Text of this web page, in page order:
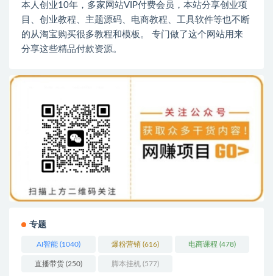
本人创业10年，多家网站VIP付费会员，本站分享创业项
目、创业教程、主题源码、电商教程、工具软件等也不断
的从淘宝购买很多教程和模板。 专门做了这个网站用来
分享这些精品付款资源。
专题
AI智能 (1040) 爆粉营销 (616) 电商课程 (478)
直播带货 (250) 脚本挂机 (577)